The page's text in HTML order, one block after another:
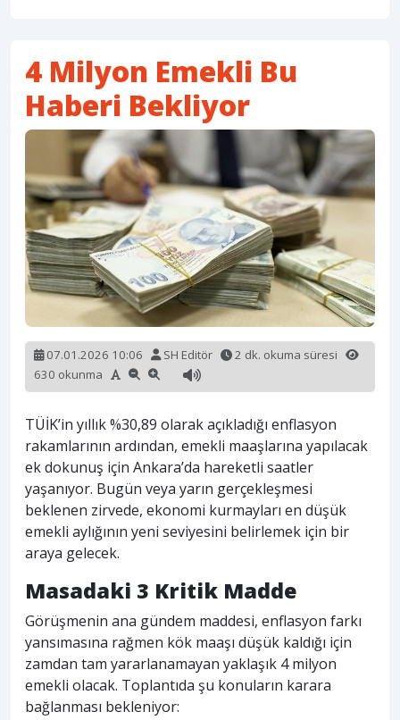
4 Milyon Emekli Bu
Haberi Bekliyor
07.01.2026 10:06 SH Editör
2 dk. okuma süresi
630 okunma
TÜİK’in yıllık %30,89 olarak açıkladığı enflasyon
rakamlarının ardından, emekli maaşlarına yapılacak
ek dokunuş için Ankara’da hareketli saatler
yaşanıyor. Bugün veya yarın gerçekleşmesi
beklenen zirvede, ekonomi kurmayları en düşük
emekli aylığının yeni seviyesini belirlemek için bir
araya gelecek.
Masadaki 3 Kritik Madde
Görüşmenin ana gündem maddesi, enflasyon farkı
yansımasına rağmen kök maaşı düşük kaldığı için
zamdan tam yararlanamayan yaklaşık 4 milyon
emekli olacak. Toplantıda şu konuların karara
bağlanması bekleniyor: